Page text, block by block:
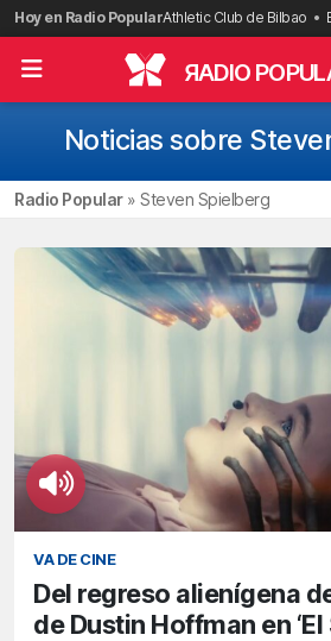
Saltar
al
contenido
Hoy en Radio PopularAthletic Club de Bilbao
RADIO
Noticias sobre
Radio Popular» Steven Spielberg
VA DE CINE
Del regreso alienígena
de Dustin Hoffman en ‘El